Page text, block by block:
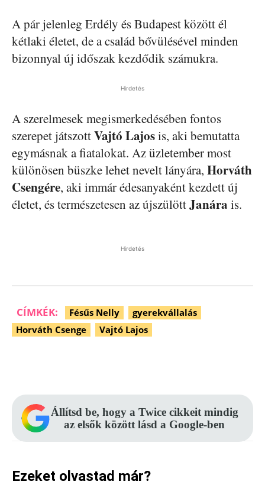
A pár jelenleg Erdély és Budapest között él
kétlaki életet, de a család bővülésével minden
bizonnyal új időszak kezdődik számukra.
Hirdetés
A szerelmesek megismerkedésében fontos
szerepet játszottVajtó Lajosis, aki bemutatta
egymásnak a fiatalokat. Az üzletember most
különösen büszke lehet nevelt lányára, Horváth
Csengére, aki immár édesanyaként kezdett új
életet, és természetesen az újszülöttJanára is.
Hirdetés
CÍMKÉK: Fésűs Nelly
gyerekvállalás
Horváth Csenge
Vajtó Lajos
Állítsd be, hogy a Twice cikkeit mindig
az elsők között lásd a Google-ben
Ezeket olvastad már?